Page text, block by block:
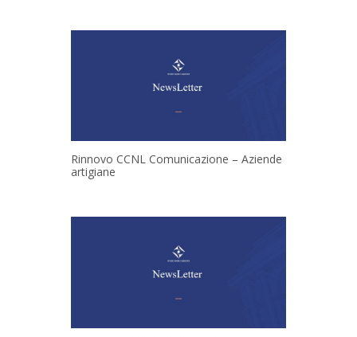
Rinnovo CCNL Comunicazione – Aziende
artigiane